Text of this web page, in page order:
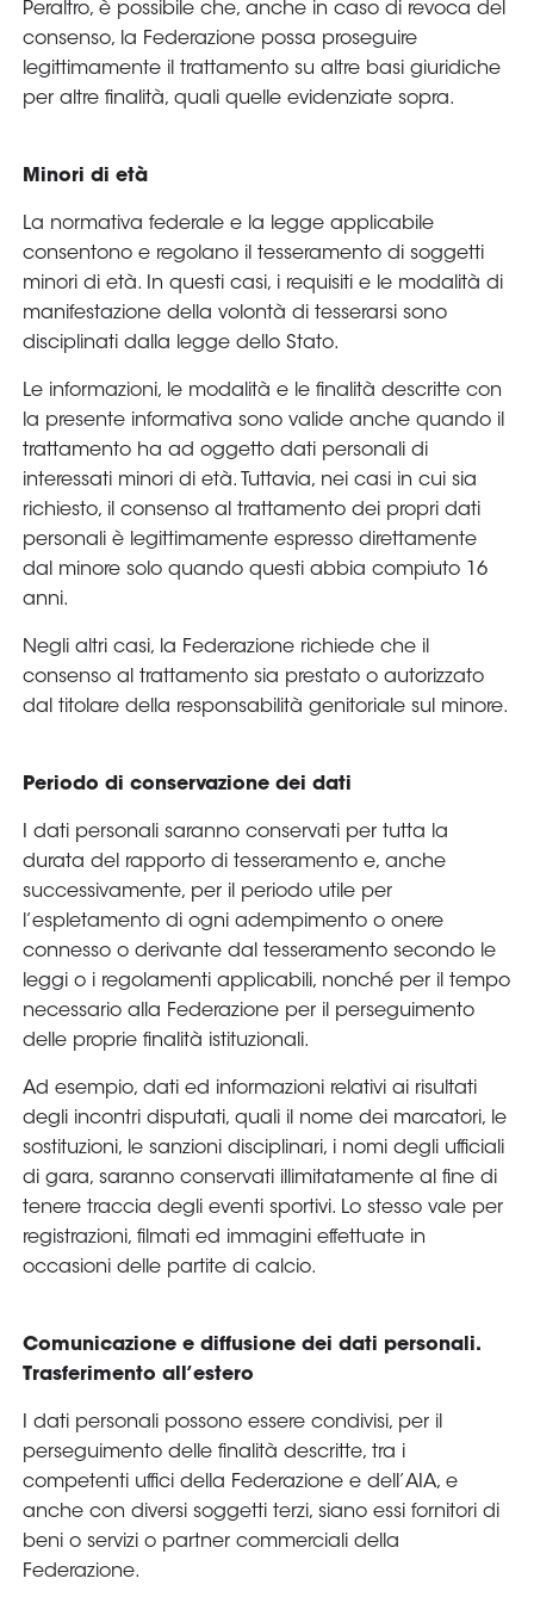
Peraltro, è possibile che, anche in caso di revoca del
consenso, la Federazione possa proseguire
legittimamente il trattamento su altre basi giuridiche
per altre finalità, quali quelle evidenziate sopra.
Minori di età
La normativa federale e la legge applicabile
consentono e regolano il tesseramento di soggetti
minori di età. In questi casi, i requisiti e le modalità di
manifestazione della volontà di tesserarsi sono
disciplinati dalla legge dello Stato.
Le informazioni, le modalità e le finalità descritte con
la presente informativa sono valide anche quando il
trattamento ha ad oggetto dati personali di
interessati minori di età. Tuttavia, nei casi in cui sia
richiesto, il consenso al trattamento dei propri dati
personali è legittimamente espresso direttamente
dal minore solo quando questi abbia compiuto 16
anni.
Negli altri casi, la Federazione richiede che il
consenso al trattamento sia prestato o autorizzato
dal titolare della responsabilità genitoriale sul minore.
Periodo di conservazione dei dati
I dati personali saranno conservati per tutta la
durata del rapporto di tesseramento e, anche
successivamente, per il periodo utile per
l’espletamento di ogni adempimento o onere
connesso o derivante dal tesseramento secondo le
leggi o i regolamenti applicabili, nonché per il tempo
necessario alla Federazione per il perseguimento
delle proprie finalità istituzionali.
Ad esempio, dati ed informazioni relativi ai risultati
degli incontri disputati, quali il nome dei marcatori, le
sostituzioni, le sanzioni disciplinari, i nomi degli ufficiali
di gara, saranno conservati illimitatamente al fine di
tenere traccia degli eventi sportivi. Lo stesso vale per
registrazioni, filmati ed immagini effettuate in
occasioni delle partite di calcio.
Comunicazione e diffusione dei dati personali.
Trasferimento all’estero
I dati personali possono essere condivisi, per il
perseguimento delle finalità descritte, tra i
competenti uffici della Federazione e dell’AIA, e
anche con diversi soggetti terzi, siano essi fornitori di
beni o servizi o partner commerciali della
Federazione.